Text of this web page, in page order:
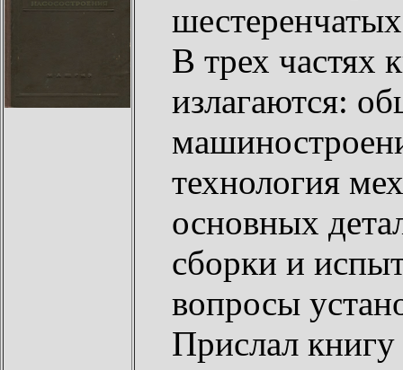
В трех частях
излагаются:
технология
основных
сборки и
вопросы
Прислал книгу